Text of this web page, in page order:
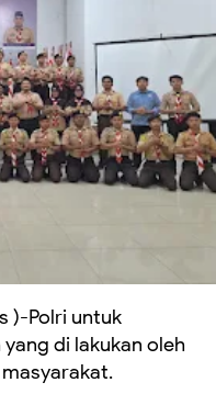
)-Polri untuk
di lakukan oleh